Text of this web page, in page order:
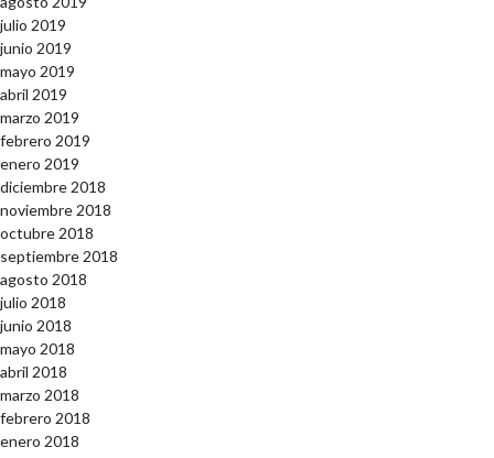
julio 2019
junio 2019
mayo 2019
abril 2019
marzo 2019
febrero 2019
enero 2019
diciembre 2018
noviembre 2018
octubre 2018
septiembre 2018
agosto 2018
julio 2018
junio 2018
mayo 2018
abril 2018
marzo 2018
febrero 2018
enero 2018